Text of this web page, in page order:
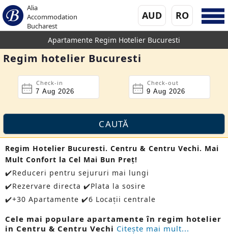
Alia
Accommodation
Bucharest
RO
AUD
Apartamente Regim Hotelier Bucuresti
Regim hotelier Bucuresti
Check-in Check-out
Regim Hotelier Bucuresti. Centru & Centru Vechi. Mai
Mult Confort la Cel Mai Bun Preţ!
✔️Reduceri pentru sejururi mai lungi
✔️Rezervare directa ✔️Plata la sosire
✔️+30 Apartamente ✔️6 Locații centrale
Cele mai populare apartamente în regim hotelier
in Centru & Centru Vechi Citeşte mai mult...